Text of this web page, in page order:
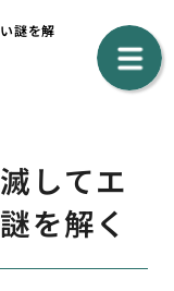
謎を解
してエ
を解く